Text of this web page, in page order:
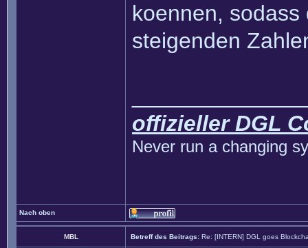
koennen, sodass
steigenden
offizieller DGL
Never run a changing
Nach oben
MBL Betreff des Beitrags: Re: [INTERN] DGL goes